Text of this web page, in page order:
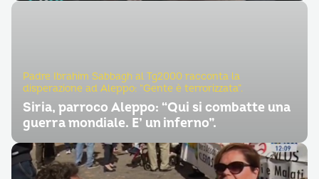
Padre Ibrahim Sabbagh al Tg2000 racconta la
disperazione ad Aleppo: “Gente è terrorizzata”.
Siria, parroco Aleppo: “Qui si combatte una
guerra mondiale. E’ un inferno”.